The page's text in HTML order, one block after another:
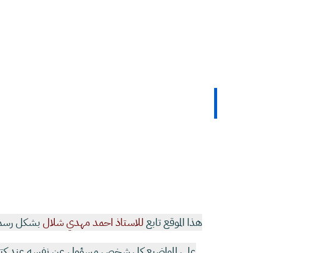
هذا الموقع تابعللاستاذ احمد مهدي شلالبشكل